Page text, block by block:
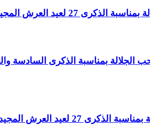
لعيد العرش المجيد.
الجلالة بمناسبة الذكرى
لعيد العرش المجيد